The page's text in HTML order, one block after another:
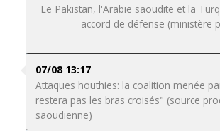
Le Pakistan, l'Arabie saoudite et la
accord de défense (ministère
07/08 13:17
Attaques houthies: la coalition menée
restera pas les bras croisés" (source
saoudienne)